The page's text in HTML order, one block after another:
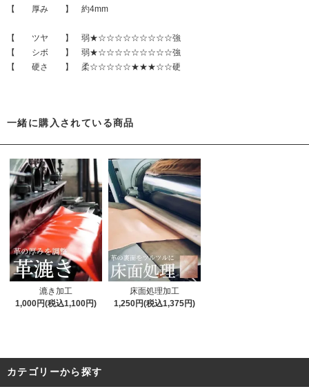
【 厚み 】 約4mm
【 ツヤ 】 弱★☆☆☆☆☆☆☆☆☆強
【 シボ 】 弱★☆☆☆☆☆☆☆☆☆強
【 硬さ 】 柔☆☆☆☆☆★★★☆☆硬
一緒に購入されている商品
漉き加工
1,000円(税込1,100円)
床面処理加工
1,250円(税込1,375円)
カテゴリーから探す